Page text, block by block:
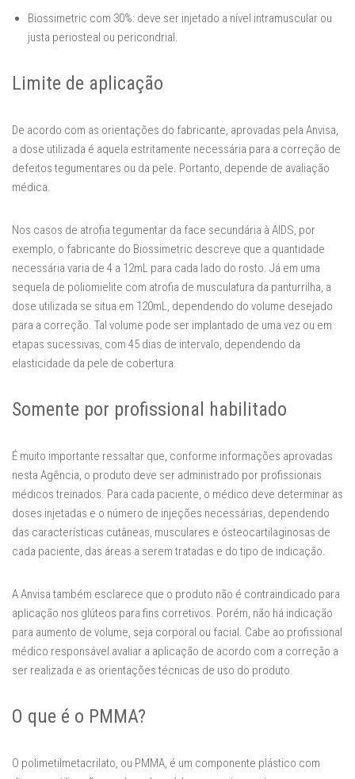
Biossimetric com 30%: deve ser injetado a nível intramuscular ou
justa periosteal ou pericondrial.
Limite de aplicação
De acordo com as orientações do fabricante, aprovadas pela Anvisa,
a dose utilizada é aquela estritamente necessária para a correção de
defeitos tegumentares ou da pele. Portanto, depende de avaliação
médica.
Nos casos de atrofia tegumentar da face secundária à AIDS, por
exemplo, o fabricante do Biossimetric descreve que a quantidade
necessária varia de 4 a 12mL para cada lado do rosto. Já em uma
sequela de poliomielite com atrofia de musculatura da panturrilha, a
dose utilizada se situa em 120mL, dependendo do volume desejado
para a correção. Tal volume pode ser implantado de uma vez ou em
etapas sucessivas, com 45 dias de intervalo, dependendo da
elasticidade da pele de cobertura.
Somente por profissional habilitado
É muito importante ressaltar que, conforme informações aprovadas
nesta Agência, o produto deve ser administrado por profissionais
médicos treinados. Para cada paciente, o médico deve determinar as
doses injetadas e o número de injeções necessárias, dependendo
das características cutâneas, musculares e ósteocartilaginosas de
cada paciente, das áreas a serem tratadas e do tipo de indicação.
A Anvisa também esclarece que o produto não é contraindicado para
aplicação nos glúteos para fins corretivos. Porém, não há indicação
para aumento de volume, seja corporal ou facial. Cabe ao profissional
médico responsável avaliar a aplicação de acordo com a correção a
ser realizada e as orientações técnicas de uso do produto.
O que é o PMMA?
O polimetilmetacrilato, ou PMMA, é um componente plástico com